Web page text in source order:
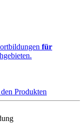
für
Produkten